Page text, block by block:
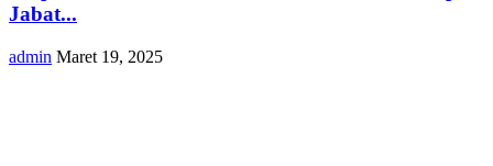
Jabat...
admin Maret 19, 2025